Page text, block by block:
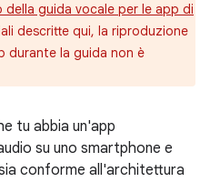
della guida vocale per le app di
descritte qui, la riproduzione
durante la guida non è
tu abbia un'app
su uno smartphone e
conforme all'architettura